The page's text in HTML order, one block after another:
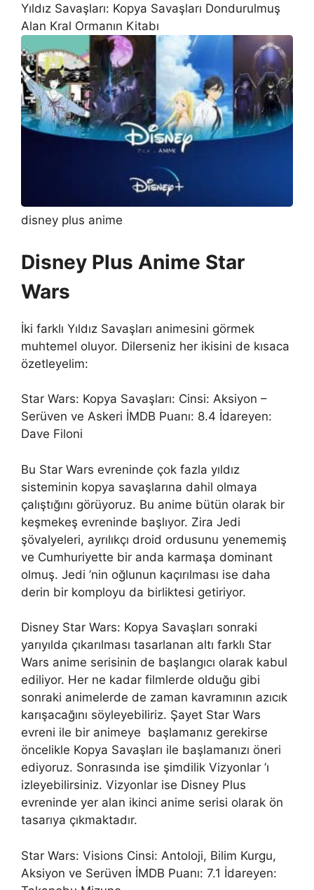
Yıldız Savaşları: Kopya Savaşları Dondurulmuş
Alan Kral Ormanın Kitabı
disney plus anime
Disney Plus Anime Star
Wars
İki farklı Yıldız Savaşları animesini görmek
muhtemel oluyor. Dilerseniz her ikisini de kısaca
özetleyelim:
Star Wars: Kopya Savaşları: Cinsi: Aksiyon –
Serüven ve Askeri İMDB Puanı: 8.4 İdareyen:
Dave Filoni
Bu Star Wars evreninde çok fazla yıldız
sisteminin kopya savaşlarına dahil olmaya
çalıştığını görüyoruz. Bu anime bütün olarak bir
keşmekeş evreninde başlıyor. Zira Jedi
şövalyeleri, ayrılıkçı droid ordusunu yenememiş
ve Cumhuriyette bir anda karmaşa dominant
olmuş. Jedi ’nin oğlunun kaçırılması ise daha
derin bir komployu da birliktesi getiriyor.
Disney Star Wars: Kopya Savaşları sonraki
yarıyılda çıkarılması tasarlanan altı farklı Star
Wars anime serisinin de başlangıcı olarak kabul
ediliyor. Her ne kadar filmlerde olduğu gibi
sonraki animelerde de zaman kavramının azıcık
karışacağını söyleyebiliriz. Şayet Star Wars
evreni ile bir animeye başlamanız gerekirse
öncelikle Kopya Savaşları ile başlamanızı öneri
ediyoruz. Sonrasında ise şimdilik Vizyonlar ’ı
izleyebilirsiniz. Vizyonlar ise Disney Plus
evreninde yer alan ikinci anime serisi olarak ön
tasarıya çıkmaktadır.
Star Wars: Visions Cinsi: Antoloji, Bilim Kurgu,
Aksiyon ve Serüven İMDB Puanı: 7.1 İdareyen: